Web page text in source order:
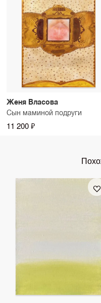
Женя Власова
Сын маминой подруги
11 200 ₽